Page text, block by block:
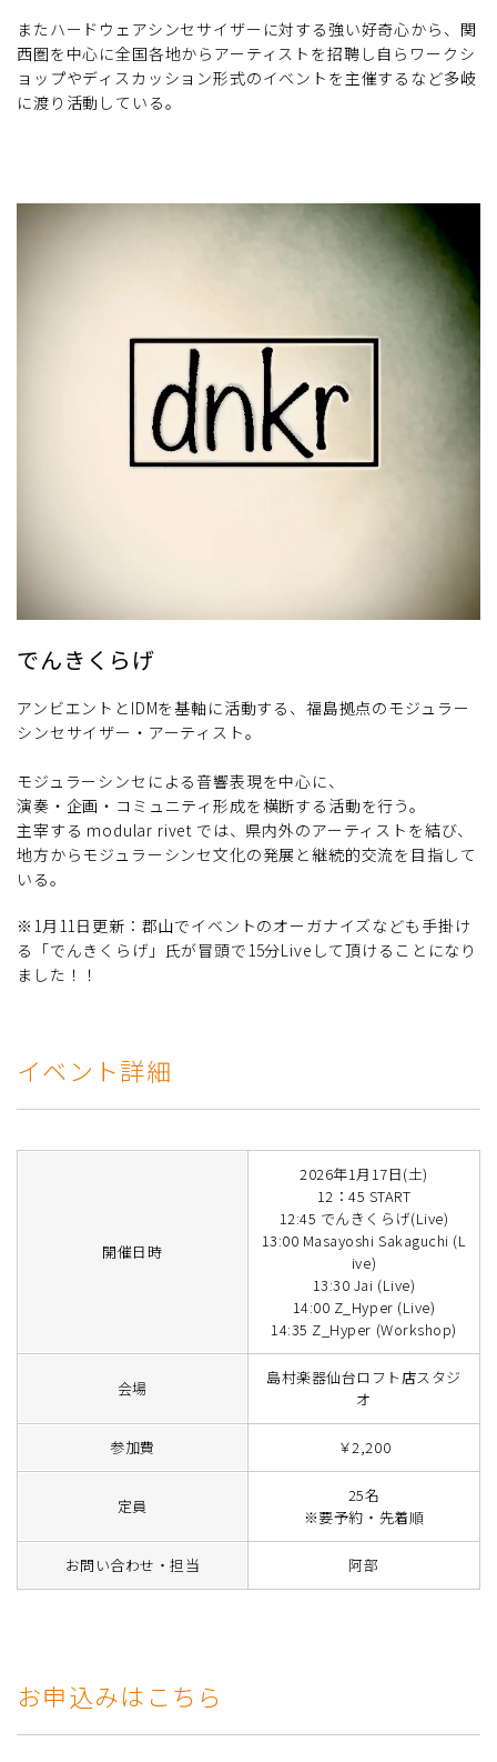
またハードウェアシンセサイザーに対する強い好奇心から、関
西圏を中心に全国各地からアーティストを招聘し自らワークシ
ョップやディスカッション形式のイベントを主催するなど多岐
に渡り活動している。
でんきくらげ
アンビエントとIDMを基軸に活動する、福島拠点のモジュラー
シンセサイザー・アーティスト。
モジュラーシンセによる音響表現を中心に、
演奏・企画・コミュニティ形成を横断する活動を行う。
主宰する modular rivet では、県内外のアーティストを結び、
地方からモジュラーシンセ文化の発展と継続的交流を目指して
いる。
※1月11日更新：郡山でイベントのオーガナイズなども手掛け
る「でんきくらげ」氏が冒頭で15分Liveして頂けることになり
ました！！
イベント詳細
開催日時
2026年1月17日(土)
12：45 START
12:45 でんきくらげ(Live)
13:00 Masayoshi Sakaguchi (L
ive)
13:30 Jai (Live)
14:00 Z_Hyper (Live)
14:35 Z_Hyper (Workshop)
会場
島村楽器仙台ロフト店スタジ
オ
参加費 ￥2,200
定員
25名
※要予約・先着順
お問い合わせ・担当 阿部
お申込みはこちら